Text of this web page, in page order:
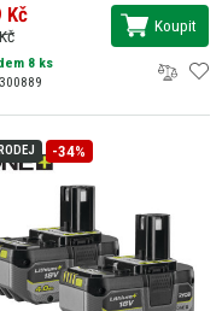
Kč Koupit
8 ks
-34%